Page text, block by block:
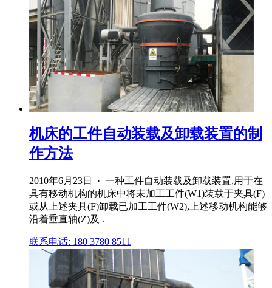
机床的工件自动装载及卸载装置的制
作方法
2010年6月23日 · 一种工件自动装载及卸载装置,用于在
具有移动机构的机床中将未加工工件(W1)装载于夹具(F)
或从上述夹具(F)卸载已加工工件(W2),上述移动机构能够
沿着垂直轴(Z)及 .
联系电话: 180 3780 8511